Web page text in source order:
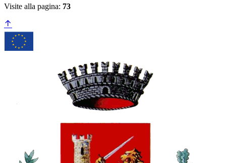
Visite alla pagina: 73